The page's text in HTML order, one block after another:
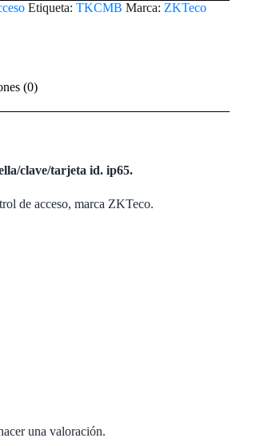
Etiqueta: TKCMB Marca: ZKTeco
(0)
clave/tarjeta id. ip65.
de acceso, marca ZKTeco.
una valoración.